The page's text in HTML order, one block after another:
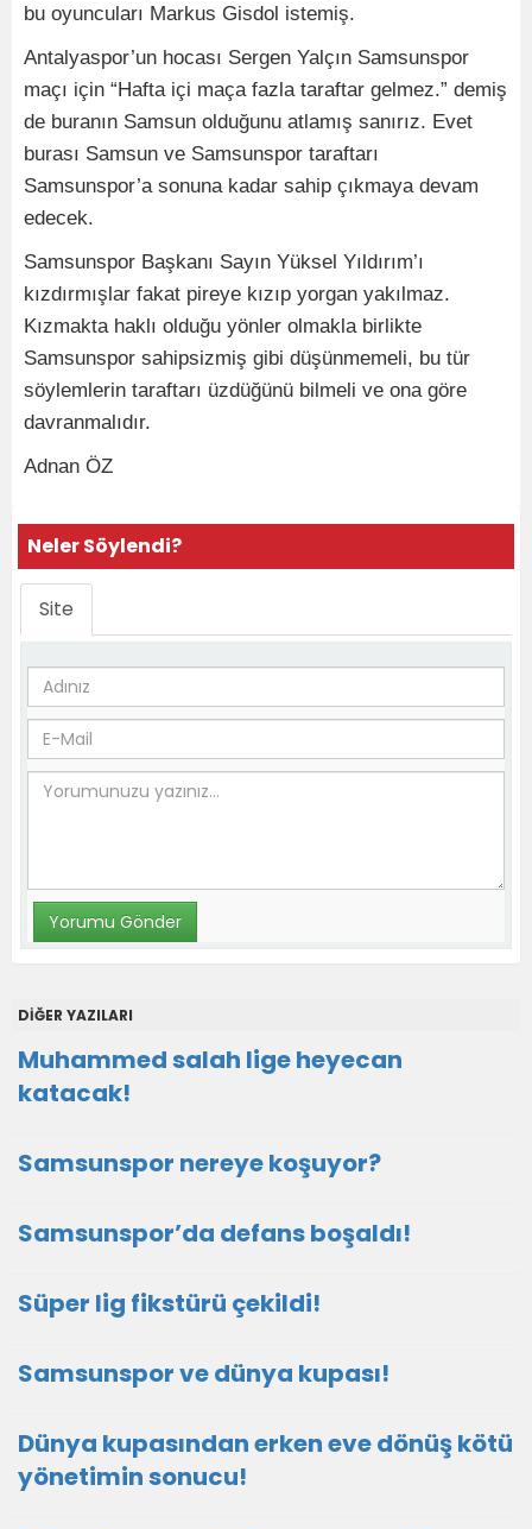
bu oyuncuları Markus Gisdol istemiş.
Antalyaspor’un hocası Sergen Yalçın Samsunspor
maçı için “Hafta içi maça fazla taraftar gelmez.” demiş
de buranın Samsun olduğunu atlamış sanırız. Evet
burası Samsun ve Samsunspor taraftarı
Samsunspor’a sonuna kadar sahip çıkmaya devam
edecek.
Samsunspor Başkanı Sayın Yüksel Yıldırım’ı
kızdırmışlar fakat pireye kızıp yorgan yakılmaz.
Kızmakta haklı olduğu yönler olmakla birlikte
Samsunspor sahipsizmiş gibi düşünmemeli, bu tür
söylemlerin taraftarı üzdüğünü bilmeli ve ona göre
davranmalıdır.
Adnan ÖZ
Neler Söylendi?
Site
DİĞER YAZILARI
Muhammed salah lige heyecan
katacak!
Samsunspor nereye koşuyor?
Samsunspor’da defans boşaldı!
Süper lig fikstürü çekildi!
Samsunspor ve dünya kupası!
Dünya kupasından erken eve dönüş kötü
yönetimin sonucu!